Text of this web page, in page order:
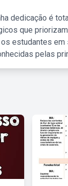
dedicação é
que
estudantes em
pelas